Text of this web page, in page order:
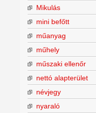
Mikulás
mini befőtt
műanyag
műhely
műszaki ellenőr
nettó alapterület
névjegy
nyaraló